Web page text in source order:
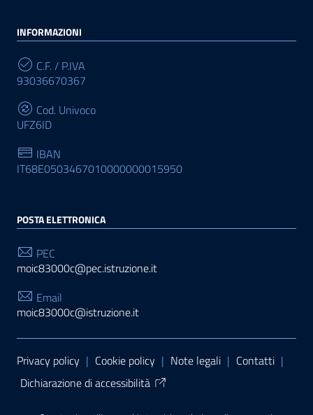
INFORMAZIONI
C.F. / P.IVA
93036670367
Cod. Univoco
UFZ6ID
IBAN
IT68E0503467010000000015950
POSTA ELETTRONICA
PEC
moic83000c@pec.istruzione.it
Email
moic83000c@istruzione.it
Sezione Link Utili
Privacy policy | Cookie policy | Note legali | Contatti |
Dichiarazione di accessibilità